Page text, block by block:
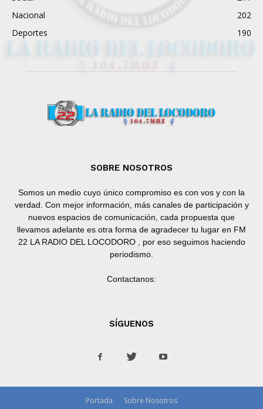
Nacional
202
Deportes
190
SOBRE NOSOTROS
Somos un medio cuyo único compromiso es con vos y con la
verdad. Con mejor información, más canales de participación y
nuevos espacios de comunicación, cada propuesta que
llevamos adelante es otra forma de agradecer tu lugar en FM
22 LA RADIO DEL LOCODORO , por eso seguimos haciendo
periodismo.
Contactanos:
SÍGUENOS
Portada Sobre Nosotros